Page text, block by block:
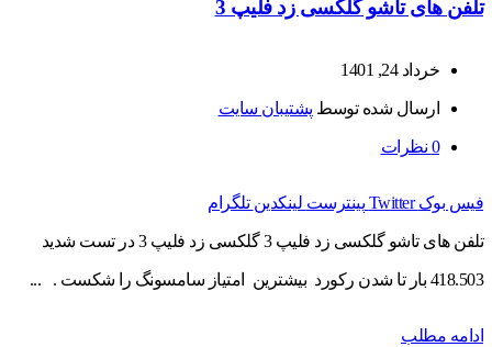
تلفن های تاشو گلکسی زد فلیپ 3
خرداد 24, 1401
ارسال شده توسط پشتیبان سایت
0 نظرات
فیس بوک Twitter پینترست لینکدین تلگرام
تلفن های تاشو گلکسی زد فلیپ 3 گلکسی زد فلیپ 3 در تست شدید
418.503 بار تا شدن رکورد بیشترین امتیاز سامسونگ را شکست . ...
ادامه مطلب